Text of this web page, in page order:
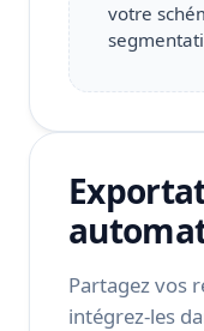
votre
Partagez vos
intégrez-les